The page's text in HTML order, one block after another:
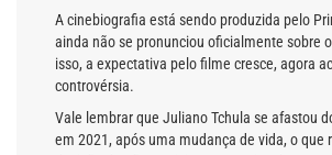
A cinebiografia está sendo produzida pelo
ainda não se pronunciou oficialmente sobre
isso, a expectativa pelo filme cresce, agora
controvérsia.
Vale lembrar que Juliano Tchula se afastou
em 2021, após uma mudança de vida, o que